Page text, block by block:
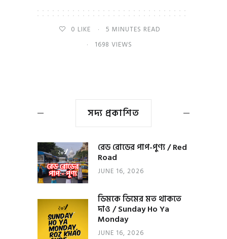
0 LIKE
5 MINUTES READ
1698 VIEWS
সদ্য প্রকাশিত
রেড রোডের পাপ-পুণ্য / Red
Road
JUNE 16, 2026
ডিমকে ডিমের মত থাকতে
দাও / Sunday Ho Ya
Monday
JUNE 16, 2026